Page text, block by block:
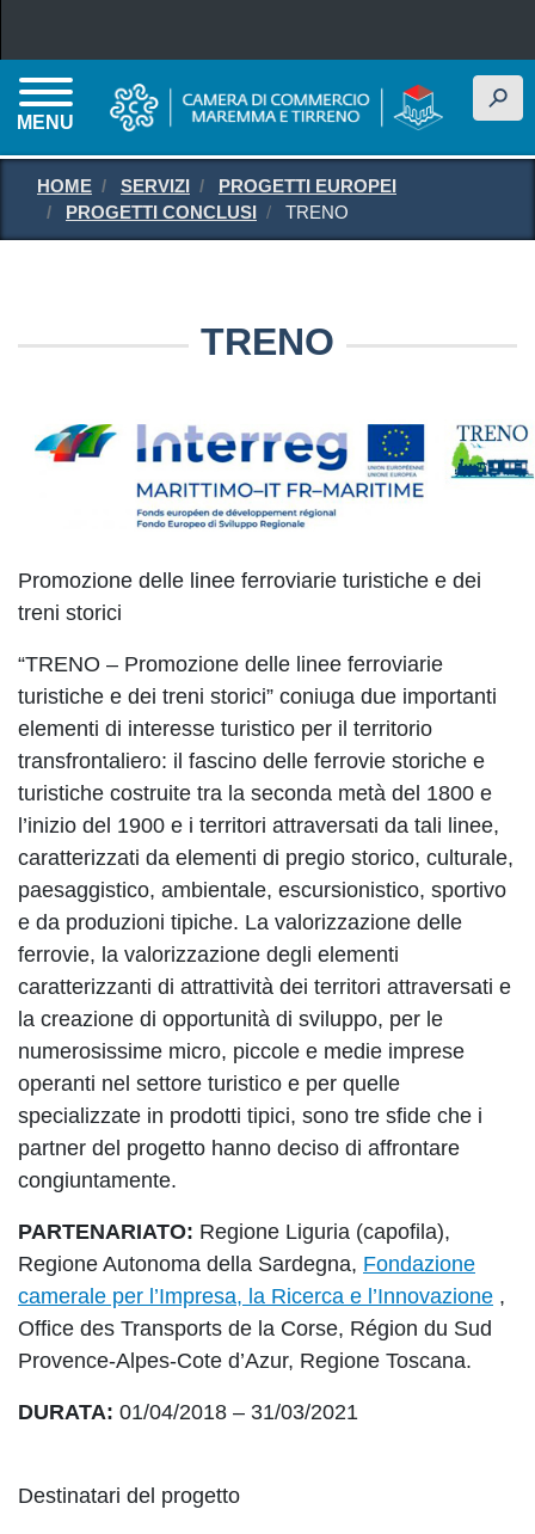
MENU
h
HOME SERVIZI
PROGETTI EUROPEI
PROGETTI CONCLUSI
TRENO
TRENO
Promozione delle linee ferroviarie turistiche e dei
treni storici
“TRENO – Promozione delle linee ferroviarie
turistiche e dei treni storici” coniuga due importanti
elementi di interesse turistico per il territorio
transfrontaliero: il fascino delle ferrovie storiche e
turistiche costruite tra la seconda metà del 1800 e
l’inizio del 1900 e i territori attraversati da tali linee,
caratterizzati da elementi di pregio storico, culturale,
paesaggistico, ambientale, escursionistico, sportivo
e da produzioni tipiche. La valorizzazione delle
ferrovie, la valorizzazione degli elementi
caratterizzanti di attrattività dei territori attraversati e
la creazione di opportunità di sviluppo, per le
numerosissime micro, piccole e medie imprese
operanti nel settore turistico e per quelle
specializzate in prodotti tipici, sono tre sfide che i
partner del progetto hanno deciso di affrontare
congiuntamente.
PARTENARIATO: Regione Liguria (capofila),
Regione Autonoma della Sardegna, Fondazione
camerale per l’Impresa, la Ricerca e l’Innovazione ,
Office des Transports de la Corse, Région du Sud
Provence-Alpes-Cote d’Azur, Regione Toscana.
DURATA: 01/04/2018 – 31/03/2021
Destinatari del progetto